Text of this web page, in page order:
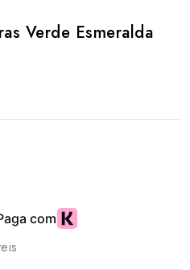
Verde Esmeralda